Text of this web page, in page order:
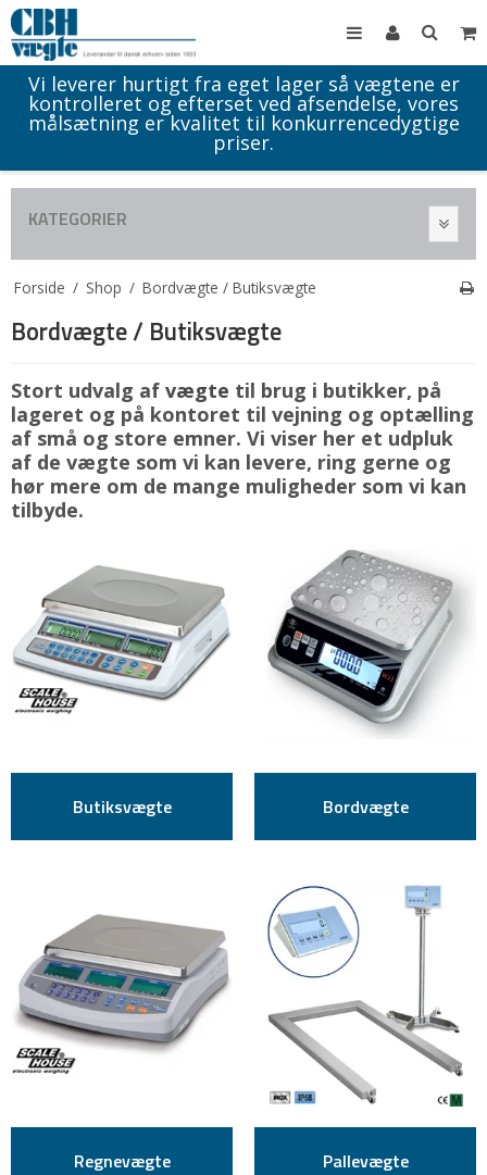
Vi leverer hurtigt fra eget lager så vægtene er
kontrolleret og efterset ved afsendelse, vores
målsætning er kvalitet til konkurrencedygtige
priser.
KATEGORIER
Forside / Shop / Bordvægte / Butiksvægte
Bordvægte / Butiksvægte
Stort udvalg af vægte til brug i butikker, på
lageret og på kontoret til vejning og optælling
af små og store emner. Vi viser her et udpluk
af de vægte som vi kan levere, ring gerne og
hør mere om de mange muligheder som vi kan
tilbyde.
Butiksvægte Bordvægte
Regnevægte Pallevægte